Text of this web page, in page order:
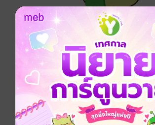
กรุณาเข้าสู่ระบบก่อนดำเนินรายก
ล็อกอินเข้าระบบ